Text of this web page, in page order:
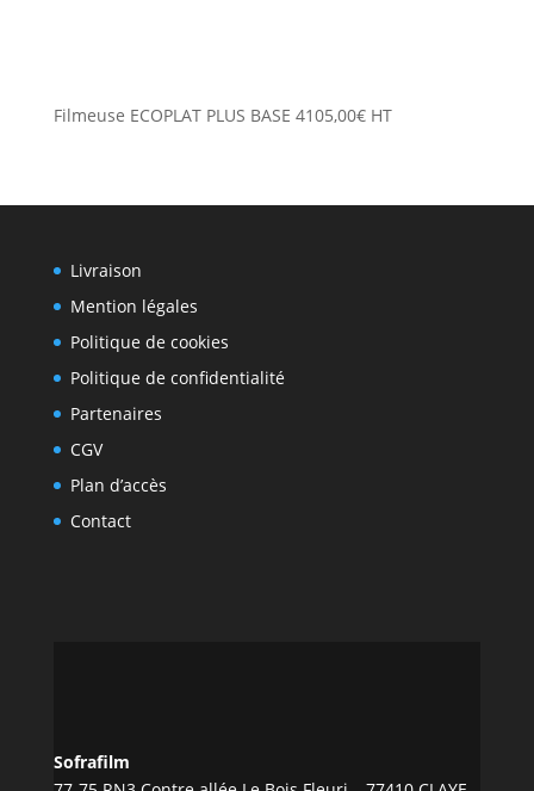
Filmeuse ECOPLAT PLUS BASE 4105,00€ HT
Livraison
Mention légales
Politique de cookies
Politique de confidentialité
Partenaires
CGV
Plan d’accès
Contact
Sofrafilm